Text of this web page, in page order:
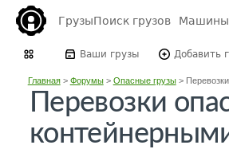
ГрузыПоиск грузов Машины
Ваши грузы Добавить
Главная> Форумы> Опасные грузы>
Перевозки